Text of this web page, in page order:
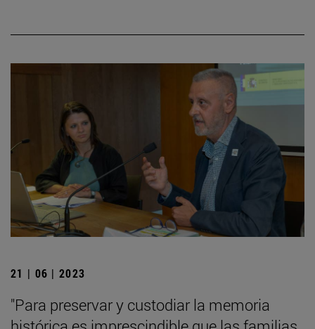
21 | 06 | 2023
"Para preservar y custodiar la memoria